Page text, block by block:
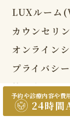
予約や診療内容や費
24時間
LUXルーム
カウンセリ
オンライン
プライバシ
特定商取引